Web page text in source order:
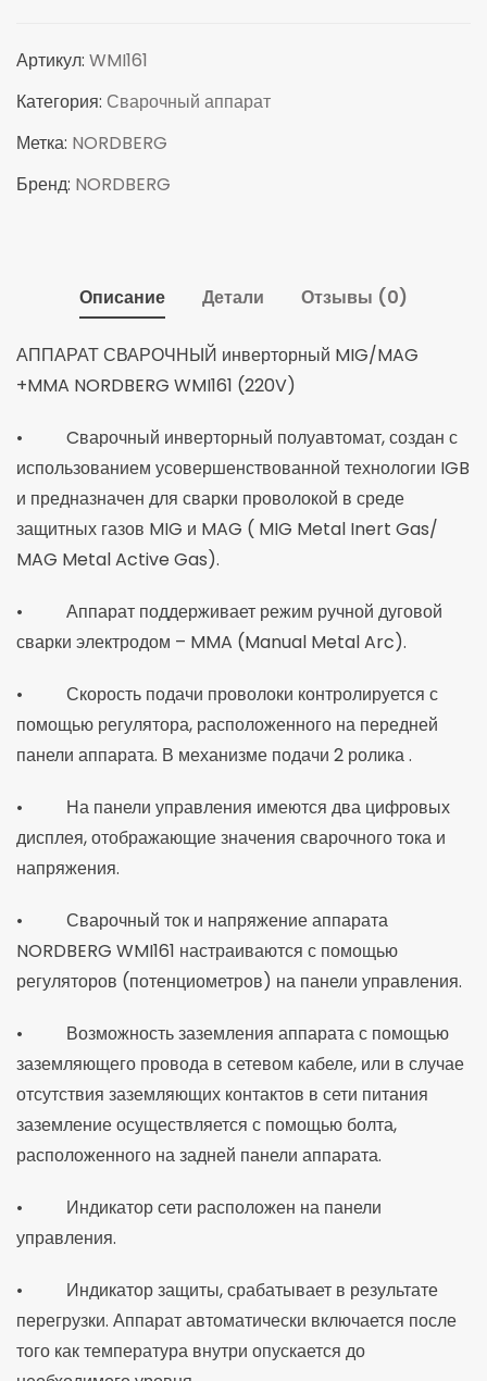
Артикул: WMI161
Категория: Сварочный аппарат
Метка: NORDBERG
Бренд: NORDBERG
Описание Детали Отзывы (0)
АППАРАТ СВАРОЧНЫЙ инверторный MIG/MAG
+MMA NORDBERG WMI161 (220V)
• Cварочный инверторный полуавтомат, создан с
использованием усовершенствованной технологии IGB
и предназначен для сварки проволокой в среде
защитных газов MIG и MAG ( MIG Metal Inert Gas/
MAG Metal Active Gas).
• Аппарат поддерживает режим ручной дуговой
сварки электродом – MMA (Manual Metal Arc).
• Скорость подачи проволоки контролируется с
помощью регулятора, расположенного на передней
панели аппарата. В механизме подачи 2 ролика .
• На панели управления имеются два цифровых
дисплея, отображающие значения сварочного тока и
напряжения.
• Сварочный ток и напряжение аппарата
NORDBERG WMI161 настраиваются с помощью
регуляторов (потенциометров) на панели управления.
• Возможность заземления аппарата с помощью
заземляющего провода в сетевом кабеле, или в случае
отсутствия заземляющих контактов в сети питания
заземление осуществляется с помощью болта,
расположенного на задней панели аппарата.
• Индикатор сети расположен на панели
управления.
• Индикатор защиты, срабатывает в результате
перегрузки. Аппарат автоматически включается после
того как температура внутри опускается до